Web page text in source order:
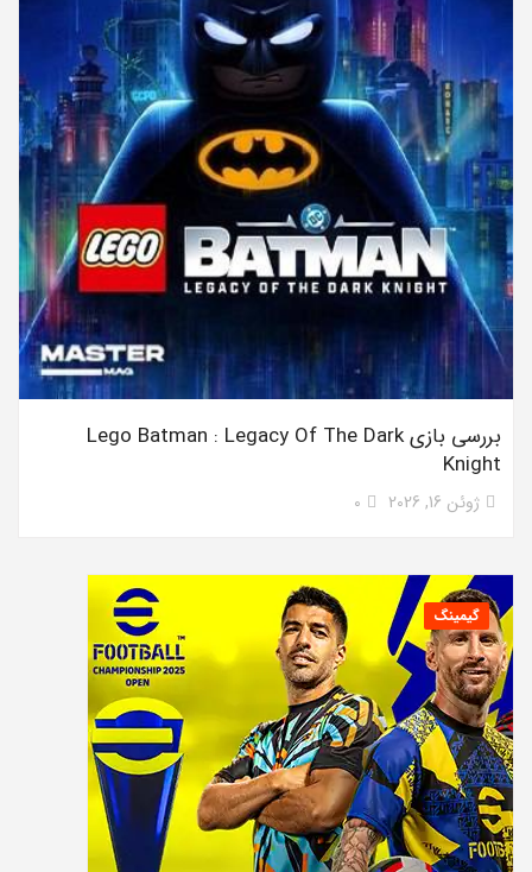
بررسی بازی Lego Batman : Legacy Of The Dark
Knight
ژوئن 16, 2026 0
گیمینگ